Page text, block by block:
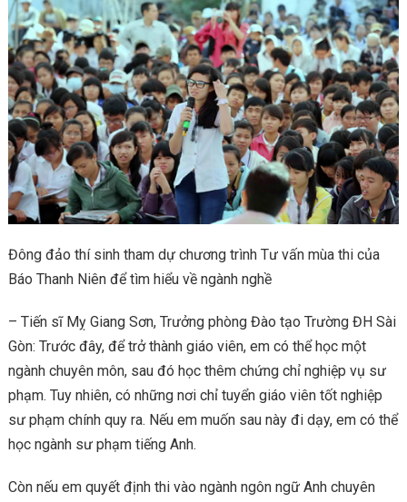
Đông đảo thí sinh tham dự chương trình Tư vấn mùa thi của
Báo Thanh Niên để tìm hiểu về ngành nghề
– Tiến sĩ Mỵ Giang Sơn, Trưởng phòng Đào tạo Trường ĐH Sài
Gòn: Trước đây, để trở thành giáo viên, em có thể học một
ngành chuyên môn, sau đó học thêm chứng chỉ nghiệp vụ sư
phạm. Tuy nhiên, có những nơi chỉ tuyển giáo viên tốt nghiệp
sư phạm chính quy ra. Nếu em muốn sau này đi dạy, em có thể
học ngành sư phạm tiếng Anh.
Còn nếu em quyết định thi vào ngành ngôn ngữ Anh chuyên